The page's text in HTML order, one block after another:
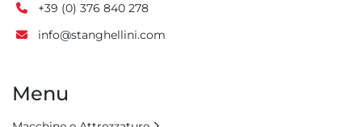
+39 (0) 376 840 278
info@stanghellini.com
Menu